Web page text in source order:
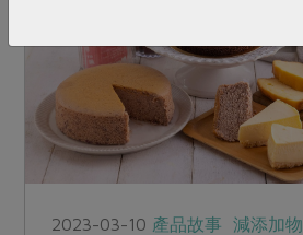
2023-03-10 產品故事 減添加物